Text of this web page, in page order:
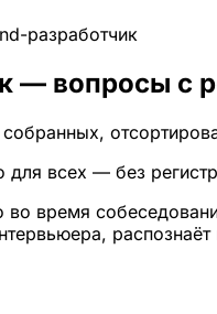
разработчик
— вопросы с
всех — без
время